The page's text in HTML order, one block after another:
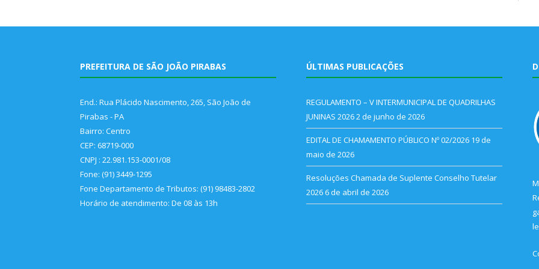
PREFEITURA DE SÃO JOÃO PIRABAS
End.: Rua Plácido Nascimento, 265, São João de
Pirabas - PA
Bairro: Centro
CEP: 68719-000
CNPJ : 22.981.153-0001/08
Fone: (91) 3449-1295
Fone Departamento de Tributos: (91) 98483-2802
Horário de atendimento: De 08 às 13h
ÚLTIMAS PUBLICAÇÕES
REGULAMENTO – V INTERMUNICIPAL DE QUADRILHAS
JUNINAS 20262 de junho de 2026
EDITAL DE CHAMAMENTO PÚBLICO Nº 02/2026 19 de
maio de 2026
Resoluções Chamada de Suplente Conselho Tutelar
2026 6 de abril de 2026